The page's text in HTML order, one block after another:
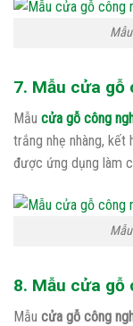
7. Mẫu cửa gỗ
Mẫu cửa gỗ công
trắng nhẹ nhàng, kết
được ứng dụng làm
8. Mẫu cửa gỗ
Mẫu cửa gỗ công